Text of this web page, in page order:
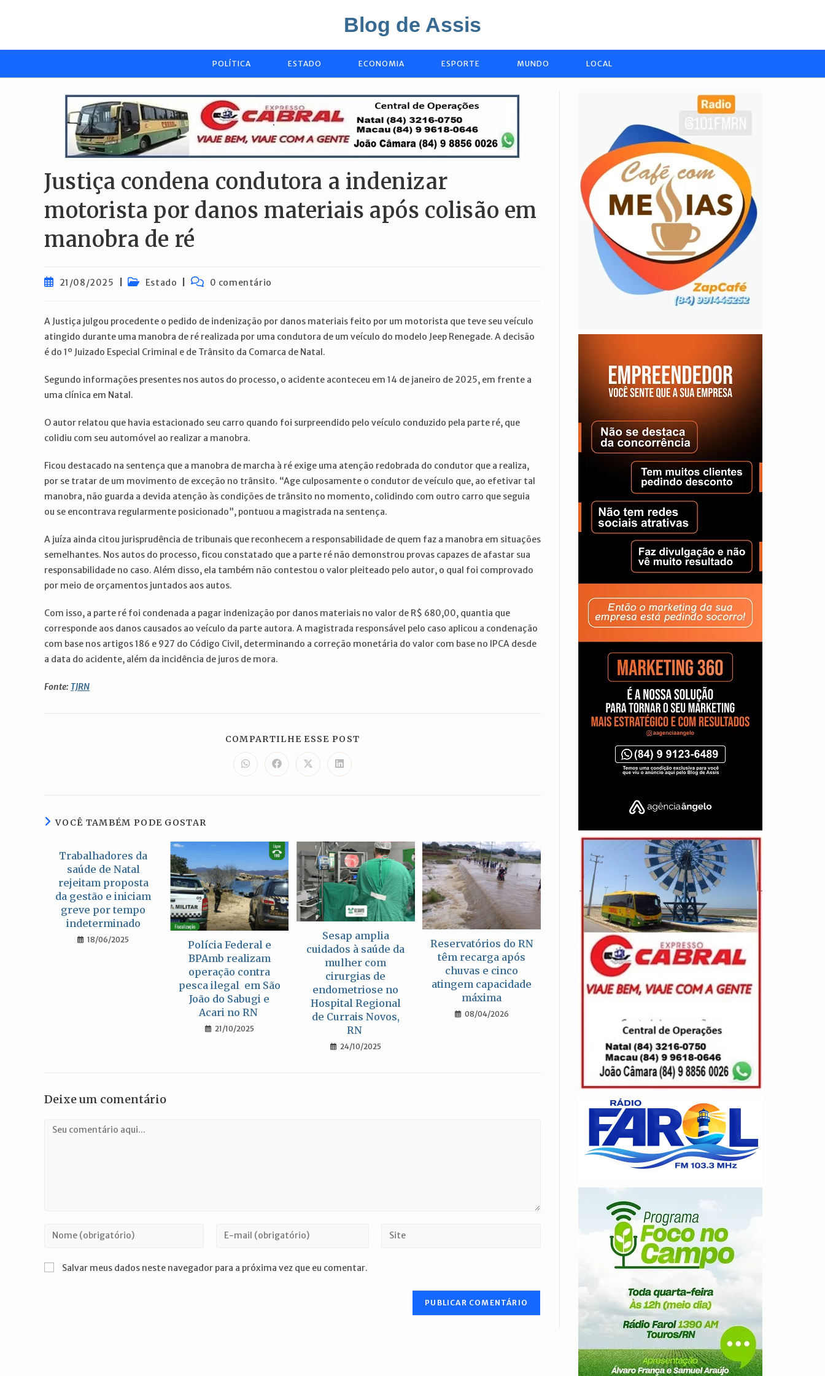
conteúdo
Blog de Assis
POLÍTICA ESTADO ECONOMIA ESPORTE MUNDO LOCAL
Justiça condena condutora a indenizar
motorista por danos materiais após colisão em
manobra de ré
Post21/08/2025
Categoria
Estado
Comentários
0 comentário
A Justiça julgou procedente o pedido de indenização por danos materiais feito por um motorista que teve seu veículo
atingido durante uma manobra de ré realizada por uma condutora de um veículo do modelo Jeep Renegade. A decisão
é do 1º Juizado Especial Criminal e de Trânsito da Comarca de Natal.
Segundo informações presentes nos autos do processo, o acidente aconteceu em 14 de janeiro de 2025, em frente a
uma clínica em Natal.
O autor relatou que havia estacionado seu carro quando foi surpreendido pelo veículo conduzido pela parte ré, que
colidiu com seu automóvel ao realizar a manobra.
Ficou destacado na sentença que a manobra de marcha à ré exige uma atenção redobrada do condutor que a realiza,
por se tratar de um movimento de exceção no trânsito. “Age culposamente o condutor de veículo que, ao efetivar tal
manobra, não guarda a devida atenção às condições de trânsito no momento, colidindo com outro carro que seguia
ou se encontrava regularmente posicionado”, pontuou a magistrada na sentença.
A juíza ainda citou jurisprudência de tribunais que reconhecem a responsabilidade de quem faz a manobra em situações
semelhantes. Nos autos do processo, ficou constatado que a parte ré não demonstrou provas capazes de afastar sua
responsabilidade no caso. Além disso, ela também não contestou o valor pleiteado pelo autor, o qual foi comprovado
por meio de orçamentos juntados aos autos.
Com isso, a parte ré foi condenada a pagar indenização por danos materiais no valor de R$ 680,00, quantia que
corresponde aos danos causados ao veículo da parte autora. A magistrada responsável pelo caso aplicou a condenação
com base nos artigos 186 e 927 do Código Civil, determinando a correção monetária do valor com base no IPCA desde
a data do acidente, além da incidência de juros de mora.
Fonte: TJRN
COMPARTILHE ESSE POST
Abre
em
nova
Abre
em
nova
Abre
em
nova
Abre
em
nova
VOCÊ TAMBÉM PODE GOSTAR
Trabalhadores da
saúde de Natal
rejeitam proposta
da gestão e iniciam
greve por tempo
indeterminado
18/06/2025
Polícia Federal e
BPAmb realizam
operação contra
pesca ilegal em São
João do Sabugi e
Acari no RN
21/10/2025
Sesap amplia
cuidados à saúde da
mulher com
cirurgias de
endometriose no
Hospital Regional
de Currais Novos,
RN
24/10/2025
Reservatórios do RN
têm recarga após
chuvas e cinco
atingem capacidade
máxima
08/04/2026
Deixe um comentário
Comentário
Digite
nome
Digite
endereço
de
Digite
Salvar meus dados neste navegador para a próxima vez que eu comentar.